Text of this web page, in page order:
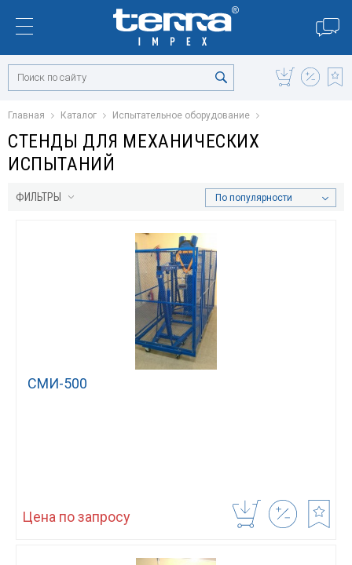
Главная Каталог Испытательное оборудование
СТЕНДЫ ДЛЯ МЕХАНИЧЕСКИХ
ИСПЫТАНИЙ
ФИЛЬТРЫ По популярности
СМИ-500
Цена по запросу